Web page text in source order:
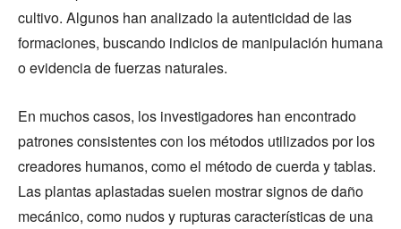
cultivo. Algunos han analizado la autenticidad de las
formaciones, buscando indicios de manipulación humana
o evidencia de fuerzas naturales.
En muchos casos, los investigadores han encontrado
patrones consistentes con los métodos utilizados por los
creadores humanos, como el método de cuerda y tablas.
Las plantas aplastadas suelen mostrar signos de daño
mecánico, como nudos y rupturas características de una